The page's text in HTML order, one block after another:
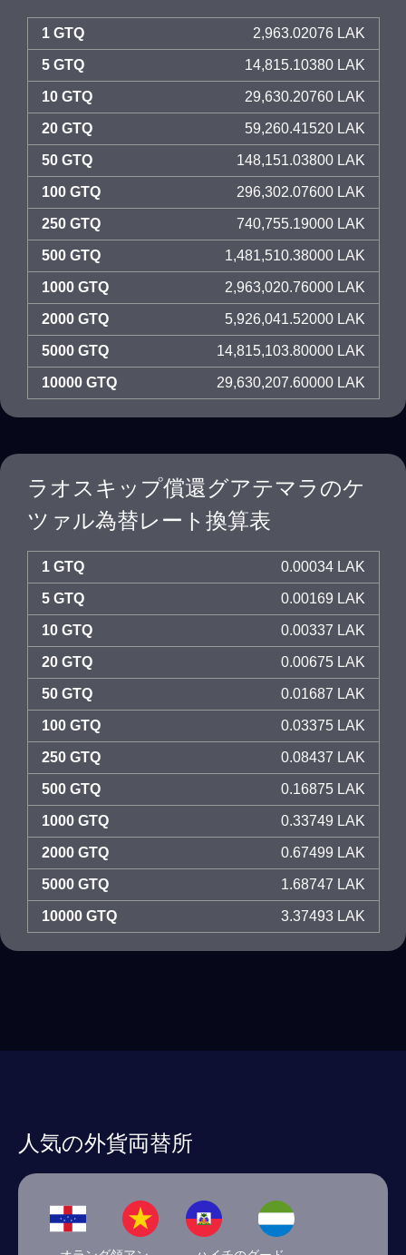
1 GTQ 2,963.02076 LAK
5 GTQ 14,815.10380 LAK
10 GTQ 29,630.20760 LAK
20 GTQ 59,260.41520 LAK
50 GTQ 148,151.03800 LAK
100 GTQ 296,302.07600 LAK
250 GTQ 740,755.19000 LAK
500 GTQ 1,481,510.38000 LAK
1000 GTQ 2,963,020.76000 LAK
2000 GTQ 5,926,041.52000 LAK
5000 GTQ 14,815,103.80000 LAK
10000 GTQ 29,630,207.60000 LAK
ラオスキップ償還グアテマラのケ
ツァル為替レート換算表
1 GTQ 0.00034 LAK
5 GTQ 0.00169 LAK
10 GTQ 0.00337 LAK
20 GTQ 0.00675 LAK
50 GTQ 0.01687 LAK
100 GTQ 0.03375 LAK
250 GTQ 0.08437 LAK
500 GTQ 0.16875 LAK
1000 GTQ 0.33749 LAK
2000 GTQ 0.67499 LAK
5000 GTQ 1.68747 LAK
10000 GTQ 3.37493 LAK
人気の外貨両替所